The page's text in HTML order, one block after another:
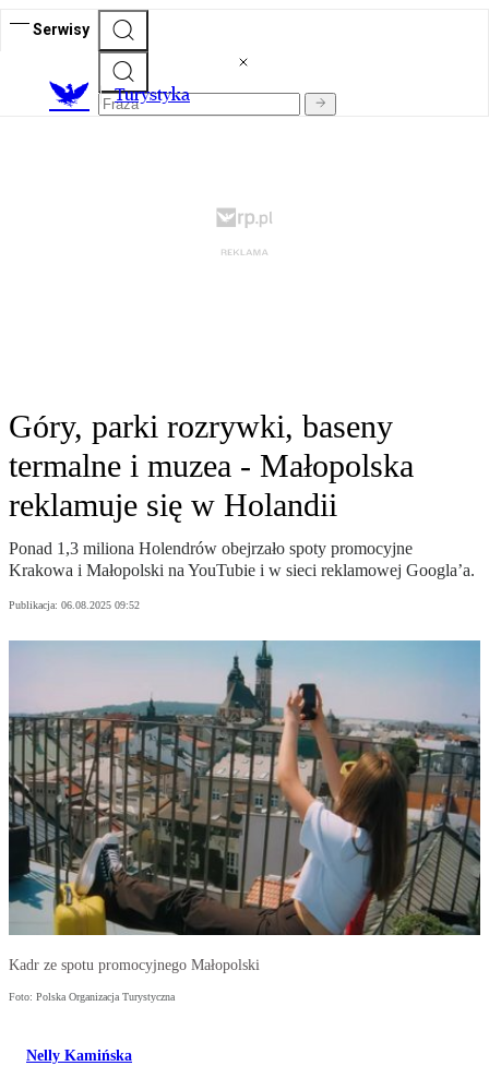
Serwisy
Turystyka
Góry, parki rozrywki, baseny
termalne i muzea - Małopolska
reklamuje się w Holandii
Ponad 1,3 miliona Holendrów obejrzało spoty promocyjne
Krakowa i Małopolski na YouTubie i w sieci reklamowej Googla’a.
Publikacja: 06.08.2025 09:52
Kadr ze spotu promocyjnego Małopolski
Foto: Polska Organizacja Turystyczna
Nelly Kamińska